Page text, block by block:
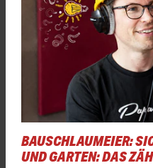
BAUSCHLAUMEIER:
UND GARTEN: DAS